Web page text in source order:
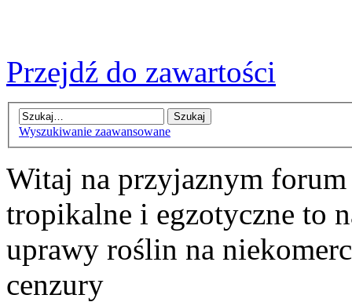
Przejdź do zawartości
Wyszukiwanie zaawansowane
Witaj na przyjaznym
tropikalne i egzotyczne to
uprawy roślin na
cenzury